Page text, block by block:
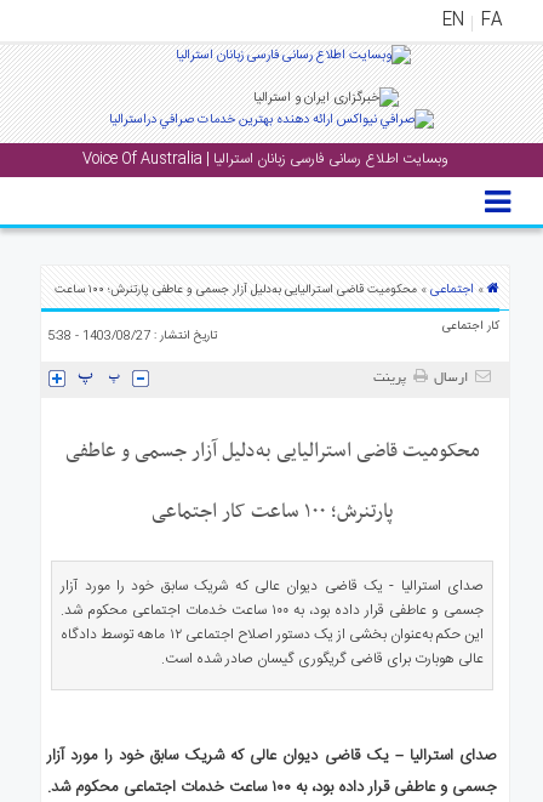
FA
EN
وبسایت اطلاع رسانی فارسی زبانان استرالیا | Voice Of Australia
منوی
اصلی
» اجتماعی
» محکومیت قاضی استرالیایی به‌دلیل آزار جسمی و عاطفی پارتنرش؛ ۱۰۰ ساعت
کار اجتماعی
تاریخ انتشار : 1403/08/27 - 5:38
ارسال پرینت
محکومیت قاضی استرالیایی به‌دلیل آزار جسمی و عاطفی
پارتنرش؛ ۱۰۰ ساعت کار اجتماعی
صدای استرالیا - یک قاضی دیوان عالی که شریک سابق خود را مورد آزار
جسمی و عاطفی قرار داده بود، به ۱۰۰ ساعت خدمات اجتماعی محکوم شد.
این حکم به‌عنوان بخشی از یک دستور اصلاح اجتماعی ۱۲ ماهه توسط دادگاه
عالی هوبارت برای قاضی گریگوری گیسان صادر شده است.
صدای استرالیا – یک قاضی دیوان عالی که شریک سابق خود را مورد آزار
جسمی و عاطفی قرار داده بود، به ۱۰۰ ساعت خدمات اجتماعی محکوم شد.